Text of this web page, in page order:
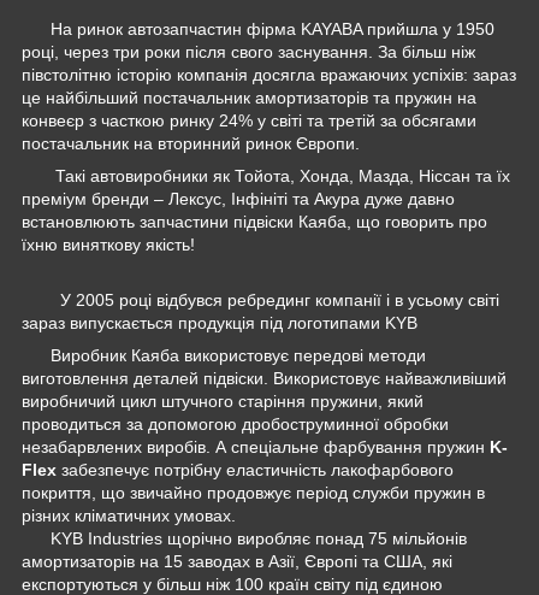
На ринок автозапчастин фірма KAYABA прийшла у 1950
році, через три роки після свого заснування. За більш ніж
півстолітню історію компанія досягла вражаючих успіхів: зараз
це найбільший постачальник амортизаторів та пружин на
конвеєр з часткою ринку 24% у світі та третій за обсягами
постачальник на вторинний ринок Європи.
Такі автовиробники як Тойота, Хонда, Мазда, Ніссан та їх
преміум бренди – Лексус, Інфініті та Акура дуже давно
встановлюють запчастини підвіски Каяба, що говорить про
їхню виняткову якість!
У 2005 році відбувся ребрединг компанії і в усьому світі
зараз випускається продукція під логотипами KYB
Виробник Каяба використовує передові методи
виготовлення деталей підвіски. Використовує найважливіший
виробничий цикл штучного старіння пружини, який
проводиться за допомогою дробоструминної обробки
незабарвлених виробів. А спеціальне фарбування пружин K-
Flex забезпечує потрібну еластичність лакофарбового
покриття, що звичайно продовжує період служби пружин в
різних кліматичних умовах.
KYB Industries щорічно виробляє понад 75 мільйонів
амортизаторів на 15 заводах в Азії, Європі та США, які
експортуються у більш ніж 100 країн світу під єдиною